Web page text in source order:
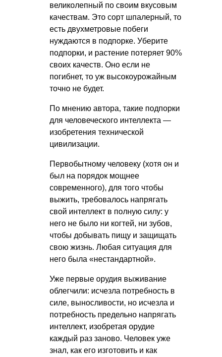
великолепный по своим вкусовым
качествам. Это сорт шпалерный, то
есть двухметровые побеги
нуждаются в подпорке. Уберите
подпорки, и растение потеряет 90%
своих качеств. Оно если не
погибнет, то уж высокоурожайным
точно не будет.
По мнению автора, такие подпорки
для человеческого интеллекта —
изобретения технической
цивилизации.
Первобытному человеку (хотя он и
был на порядок мощнее
современного), для того чтобы
выжить, требовалось напрягать
свой интеллект в полную силу: у
него не было ни когтей, ни зубов,
чтобы добывать пищу и защищать
свою жизнь. Любая ситуация для
него была «нестандартной».
Уже первые орудия выживание
облегчили: исчезла потребность в
силе, выносливости, но исчезла и
потребность предельно напрягать
интеллект, изобретая орудие
каждый раз заново. Человек уже
знал, как его изготовить и как